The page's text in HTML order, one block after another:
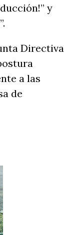
y
Directiva
a las
de